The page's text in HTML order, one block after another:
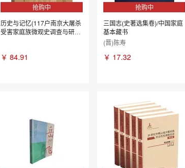
抢购中
历史与记忆(117户南京大屠杀
受害家庭族微观史调查与研
￥ 84.91
抢购中
三国志(史著选集卷)/中国家庭
基本藏书
(晋)陈寿
￥ 17.32